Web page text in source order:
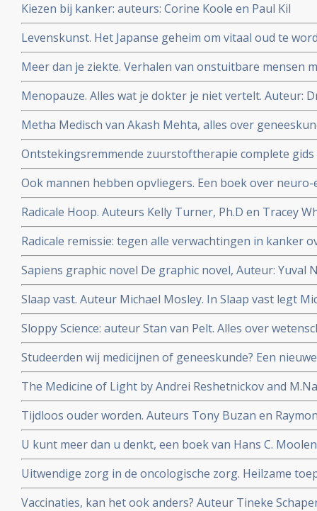
Kiezen bij kanker: auteurs: Corine Koole en Paul Kil
Levenskunst. Het Japanse geheim om vitaal oud te
Meer dan je ziekte. Verhalen van onstuitbare mensen
Bloem en Jan Heemskerk
Menopauze. Alles wat je dokter je niet vertelt. Auteur:
Metha Medisch van Akash Mehta, alles over
zakboekformaat. Topper voor studenten geneeskunde
Ontstekingsremmende zuurstoftherapie complete
gebruiken van natuurlijke zuurstoftherapie. Auteur
Ook mannen hebben opvliegers. Een boek over
Radicale Hoop. Auteurs Kelly Turner, Ph.D en Tracey
Radicale Remissie
Radicale remissie: tegen alle verwachtingen in kanker
Turner
Sapiens graphic novel De graphic novel, Auteur: Yuval
mensheid in stripverhaal
Slaap vast. Auteur Michael Mosley. In Slaap vast legt
slaapproblemen ontstaan en hoe je die met vasten,
kunt aanpakken.
Sloppy Science: auteur Stan van Pelt. Alles over
nepcongressen
Studeerden wij medicijnen of geneeskunde? Een
chronische aandoeningen. Auteur: Lieneke van de
The Medicine of Light by Andrei Reshetnickov and
wordt uitgelegd hoe PDT met radachlorin-
fotosensitizer succesvol kankerpatienten kan helpen
Tijdloos ouder worden. Auteurs Tony Buzan en
doorprikken van leeftijdsgebonden mentale
U kunt meer dan u denkt, een boek van Hans C.
met kanker.
Uitwendige zorg in de oncologische zorg. Heilzame
antroposofische verpleegkundige Zorg. Auteur: Toke
Vaccinaties, kan het ook anders? Auteur Tineke